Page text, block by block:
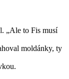
„Ale to Fis musí
moldánky, ty